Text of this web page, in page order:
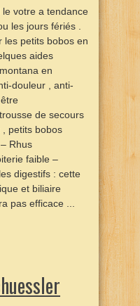
votre a tendance
les jours fériés .
les petits bobos en
aides
en
douleur , anti-
de secours
, petits bobos
Rhus
faible –
digestifs : cette
et biliaire
pas efficace ...